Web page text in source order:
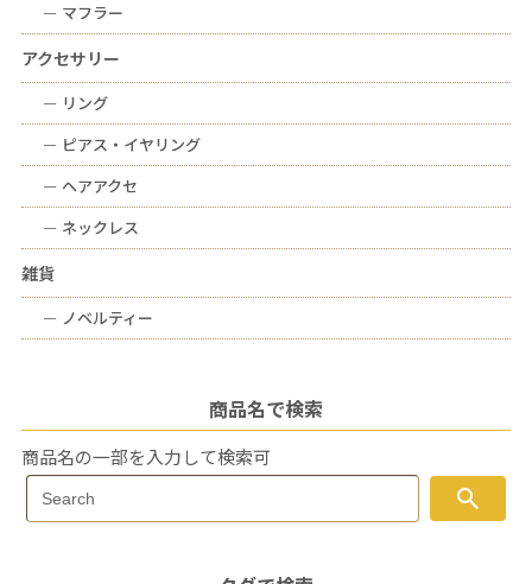
ー マフラー
アクセサリー
ー リング
ー ピアス・イヤリング
ー ヘアアクセ
ー ネックレス
雑貨
ー ノベルティー
商品名で検索
商品名の一部を入力して検索可
Search
for:
search